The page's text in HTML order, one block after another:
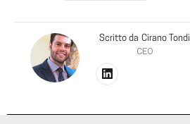
Scritto da Cirano Tondi
CEO